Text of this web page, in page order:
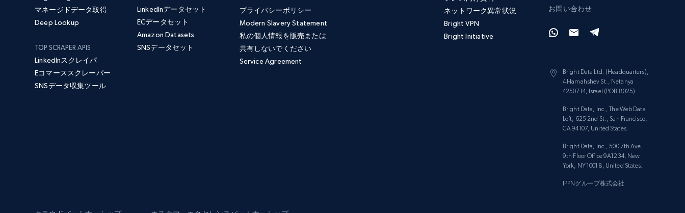
マネージドデータ取得
Deep Lookup
TOP SCRAPER APIS
LinkedInスクレイパ
Eコマーススクレーパー
SNSデータ収集ツール
LinkedInデータセット
ECデータセット
Amazon Datasets
SNSデータセット
プライバシーポリシー
Modern Slavery Statement
私の個人情報を販売または
共有しないでください
Service Agreement
ネットワーク異常状況
Bright VPN
Bright Initiative
お問い合わせ
Bright Data Ltd. (Headquarters),
4 Hamahshev St., Netanya
4250714, Israel (POB 8025).
Bright Data, Inc., The Web Data
Loft, 625 2nd St., San Francisco,
CA 94107, United States.
Bright Data, Inc., 500 7th Ave,
9th Floor Office 9A1234, New
York, NY 10018, United States.
IPPNグループ株式会社